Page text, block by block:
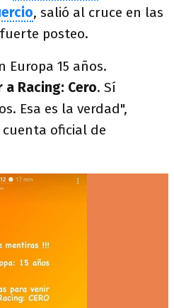
, salió al cruce en las
posteo.
Europa 15 años.
Racing: Cero. Sí
Esa es la verdad",
cuenta oficial de